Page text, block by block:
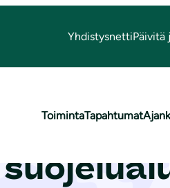
YhdistysnettiPäivitä
ToimintaTapahtumat